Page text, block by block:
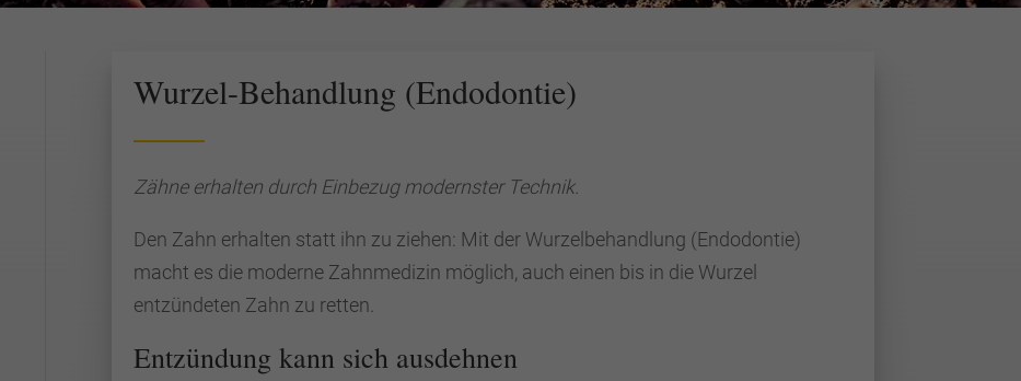
Wurzel-Behandlung (Endodontie)
Zähne erhalten durch Einbezug modernster Technik.
Den Zahn erhalten statt ihn zu ziehen: Mit der Wurzelbehandlung (Endodontie)
macht es die moderne Zahnmedizin möglich, auch einen bis in die Wurzel
entzündeten Zahn zu retten.
Entzündung kann sich ausdehnen